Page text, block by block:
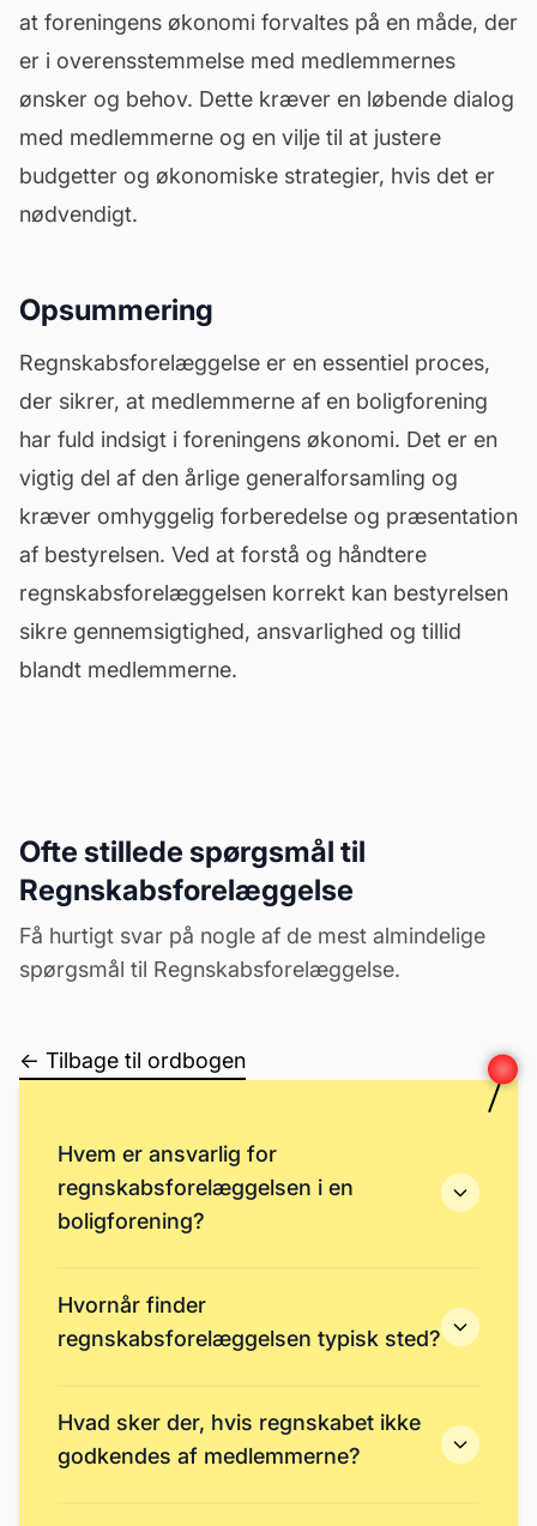
at foreningens økonomi forvaltes på en måde, der
er i overensstemmelse med medlemmernes
ønsker og behov. Dette kræver en løbende dialog
med medlemmerne og en vilje til at justere
budgetter og økonomiske strategier, hvis det er
nødvendigt.
Opsummering
Regnskabsforelæggelse er en essentiel proces,
der sikrer, at medlemmerne af en boligforening
har fuld indsigt i foreningens økonomi. Det er en
vigtig del af den årlige generalforsamling og
kræver omhyggelig forberedelse og præsentation
af bestyrelsen. Ved at forstå og håndtere
regnskabsforelæggelsen korrekt kan bestyrelsen
sikre gennemsigtighed, ansvarlighed og tillid
blandt medlemmerne.
Ofte stillede spørgsmål til
Regnskabsforelæggelse
Få hurtigt svar på nogle af de mest almindelige
spørgsmål til Regnskabsforelæggelse.
← Tilbage til ordbogen
Hvem er ansvarlig for
regnskabsforelæggelsen i en
boligforening?
Hvornår finder
regnskabsforelæggelsen typisk sted?
Hvad sker der, hvis regnskabet ikke
godkendes af medlemmerne?